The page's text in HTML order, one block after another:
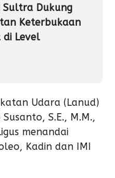
Sultra Dukung
Keterbukaan
di Level
Udara (Lanud)
S.E., M.M.,
menandai
Kadin dan IMI